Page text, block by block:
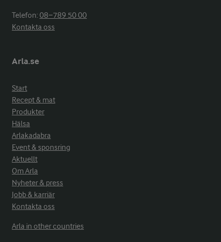
Telefon:08−789 50 00
Kontakta oss
Arla.se
Start
Recept & mat
Produkter
Hälsa
Arlakadabra
Event & sponsring
Aktuellt
Om Arla
Nyheter & press
Jobb & karriär
Kontakta oss
Arla in other countries